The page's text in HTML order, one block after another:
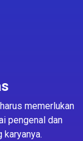
memerlukan
pengenal dan
karyanya.